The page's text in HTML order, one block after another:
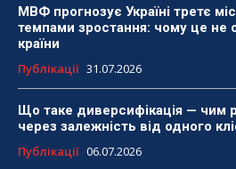
МВФ прогнозує Україні третє
темпами зростання: чому це не
країни
Публікації 31.07.2026
Що таке диверсифікація — чим
через залежність від одного
Публікації 06.07.2026